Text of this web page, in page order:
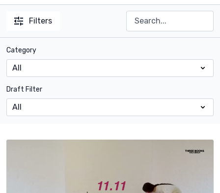
Filters
Category
Draft Filter